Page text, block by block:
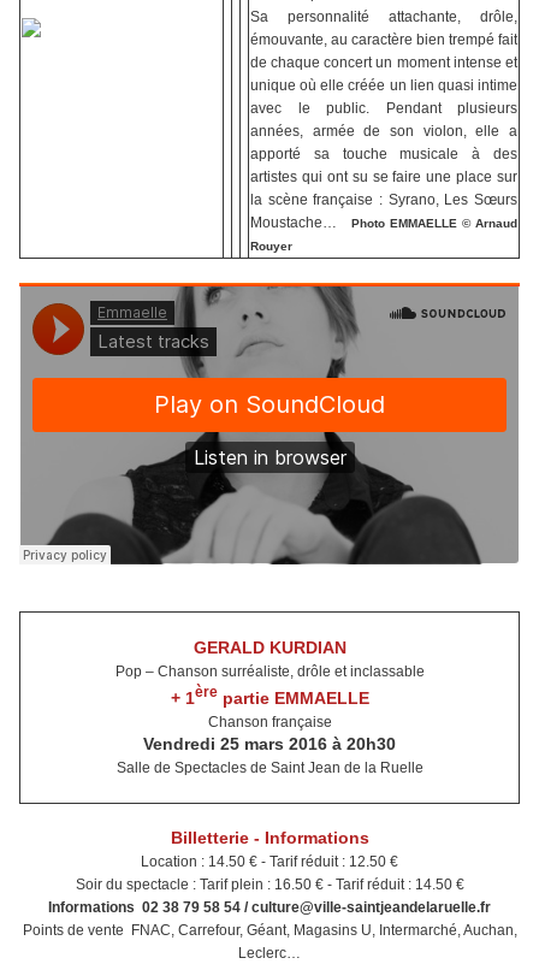
Sa personnalité attachante, drôle,
émouvante, au caractère bien trempé fait
de chaque concert un moment intense et
unique où elle créée un lien quasi intime
avec le public.
Pendant plusieurs
années, armée de son violon, elle a
apporté sa touche musicale à des
artistes qui ont su se faire une place sur
la scène française : Syrano, Les Sœurs
Moustache…
Photo EMMAELLE © Arnaud
Rouyer
GERALD KURDIAN
Pop – Chanson surréaliste, drôle et inclassable
+ 1èrepartie EMMAELLE
Chanson française
Vendredi 25 mars 2016 à 20h30
Salle de Spectacles de Saint Jean de la Ruelle
Billetterie - Informations
Location : 14.50 € - Tarif réduit : 12.50 €
Soir du spectacle : Tarif plein : 16.50 € - Tarif réduit : 14.50 €
Informations 02 38 79 58 54 / culture@ville-saintjeandelaruelle.fr
Points de vente FNAC, Carrefour, Géant, Magasins U, Intermarché, Auchan,
Leclerc…